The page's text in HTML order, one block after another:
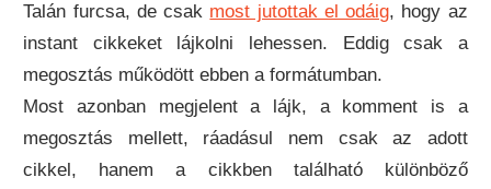
Talán furcsa, de csak most jutottak el odáig, hogy az
instant cikkeket lájkolni lehessen. Eddig csak a
megosztás működött ebben a formátumban.
Most azonban megjelent a lájk, a komment is a
megosztás mellett, ráadásul nem csak az adott
cikkel, hanem a cikkben található különböző